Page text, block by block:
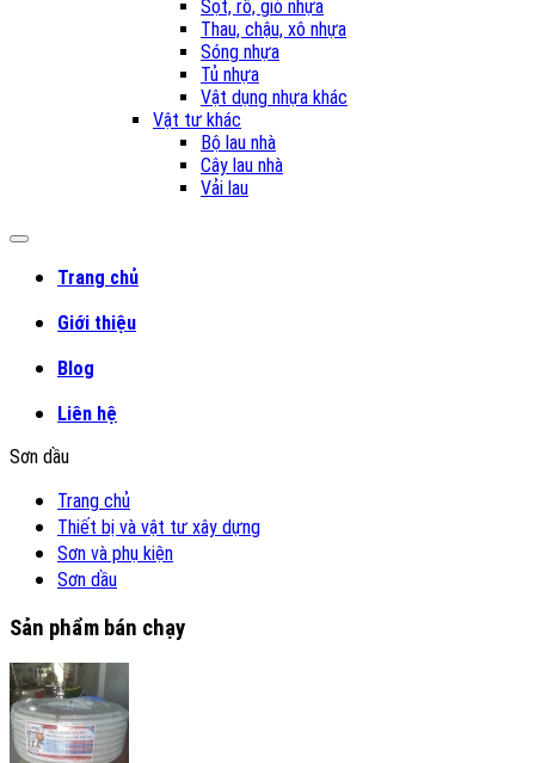
Sọt, rổ, giỏ nhựa
Thau, chậu, xô nhựa
Sóng nhựa
Tủ nhựa
Vật dụng nhựa khác
Vật tư khác
Bộ lau nhà
Cây lau nhà
Vải lau
Trang chủ
Giới thiệu
Blog
Liên hệ
Sơn dầu
Trang chủ
Thiết bị và vật tư xây dựng
Sơn và phụ kiện
Sơn dầu
Sản phẩm bán chạy